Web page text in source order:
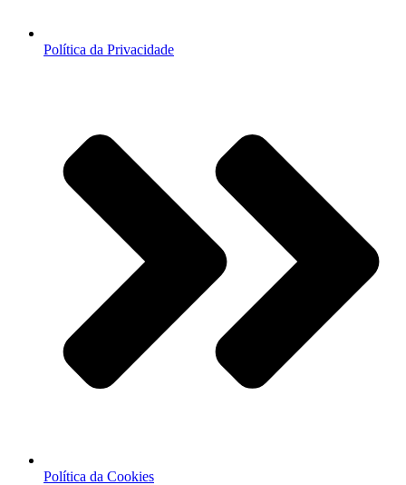
Política da Privacidade
Política da Cookies